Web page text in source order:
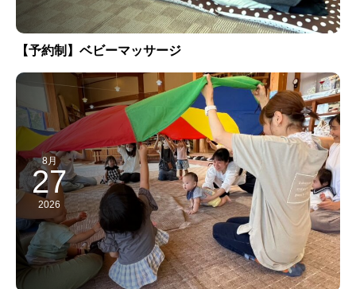
【予約制】ベビーマッサージ
8月
27
2026